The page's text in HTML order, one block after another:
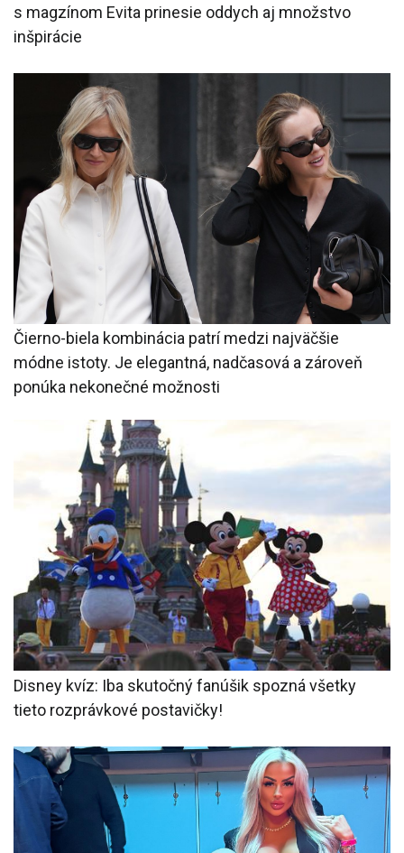
s magzínom Evita prinesie oddych aj množstvo
inšpirácie
Čierno-biela kombinácia patrí medzi najväčšie
módne istoty. Je elegantná, nadčasová a zároveň
ponúka nekonečné možnosti
Disney kvíz: Iba skutočný fanúšik spozná všetky
tieto rozprávkové postavičky!